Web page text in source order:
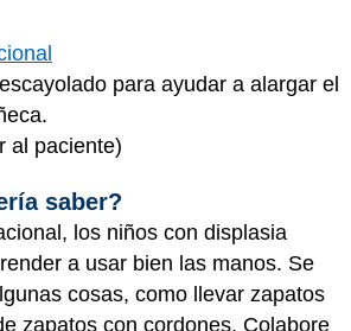
para ayudar a alargar el
al paciente)
saber?
los niños con displasia
a usar bien las manos. Se
cosas, como llevar zapatos
zapatos con cordones. Colabore